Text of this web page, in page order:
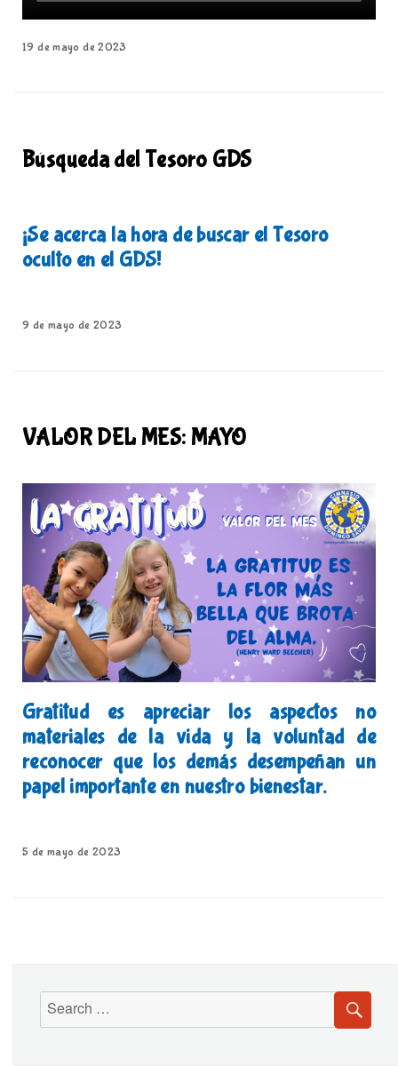
19 de mayo de 2023
Búsqueda del Tesoro GDS
¡Se acerca la hora de buscar el Tesoro
oculto en el GDS!
9 de mayo de 2023
VALOR DEL MES: MAYO
Gratitud es apreciar los aspectos no
materiales de la vida y la voluntad de
reconocer que los demás desempeñan un
papel importante en nuestro bienestar.
5 de mayo de 2023